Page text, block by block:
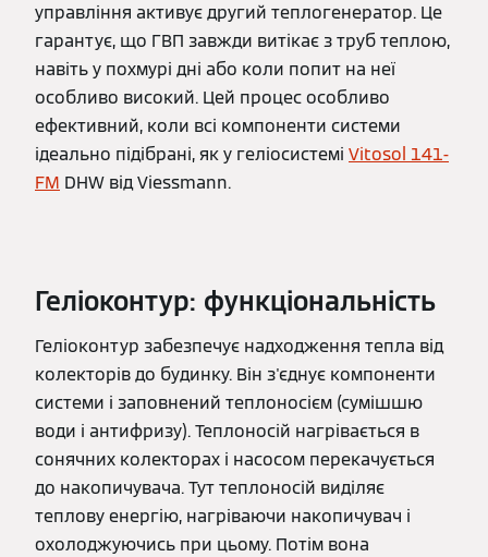
управління активує другий теплогенератор. Це
гарантує, що ГВП завжди витікає з труб теплою,
навіть у похмурі дні або коли попит на неї
особливо високий. Цей процес особливо
ефективний, коли всі компоненти системи
ідеально підібрані, як у геліосистемі Vitosol 141-
FM DHW від Viessmann.
Геліоконтур: функціональність
Геліоконтур забезпечує надходження тепла від
колекторів до будинку. Він з'єднує компоненти
системи і заповнений теплоносієм (сумішшю
води і антифризу). Теплоносій нагрівається в
сонячних колекторах і насосом перекачується
до накопичувача. Тут теплоносій виділяє
теплову енергію, нагріваючи накопичувач і
охолоджуючись при цьому. Потім вона